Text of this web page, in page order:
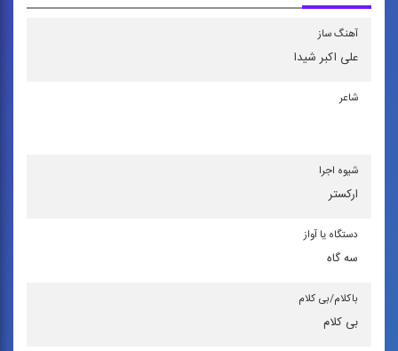
آهنگ ساز
علی‌ اكبر شیدا
شاعر
شیوه اجرا
اركستر
دستگاه یا آواز
سه گاه
باكلام/بی كلام
بی کلام